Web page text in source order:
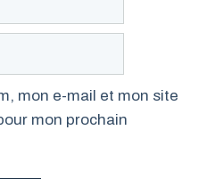
mon e-mail et mon site
mon prochain